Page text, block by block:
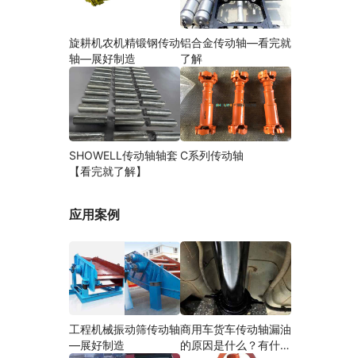
旋耕机农机精锻钢传动
轴—展好制造
铝合金传动轴—看完就
了解
SHOWELL传动轴轴套
【看完就了解】
C系列传动轴
应用案例
工程机械振动筛传动轴
—展好制造
商用车货车传动轴漏油
的原因是什么？有什么